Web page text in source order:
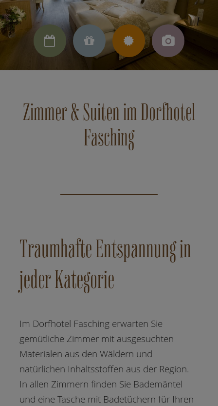
   
Zimmer & Suiten im Dorfhotel
Fasching
Traumhafte Entspannung in
jeder Kategorie
Im Dorfhotel Fasching erwarten Sie
gemütliche Zimmer mit ausgesuchten
Materialen aus den Wäldern und
natürlichen Inhaltsstoffen aus der Region.
In allen Zimmern finden Sie Bademäntel
und eine Tasche mit Badetüchern für Ihren